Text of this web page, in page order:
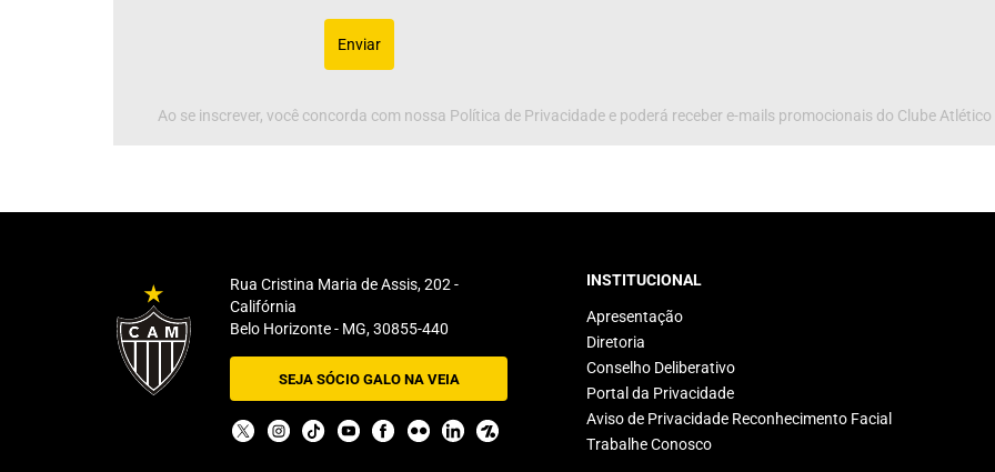
Enviar
Ao se inscrever, você concorda com nossa Política de Privacidade e poderá receber e-mails promocionais do Clube Atlético
Rua Cristina Maria de Assis, 202 -
Califórnia
Belo Horizonte - MG, 30855-440
SEJA SÓCIO GALO NA VEIA
INSTITUCIONAL
Apresentação
Diretoria
Conselho Deliberativo
Portal da Privacidade
Aviso de Privacidade Reconhecimento Facial
Trabalhe Conosco